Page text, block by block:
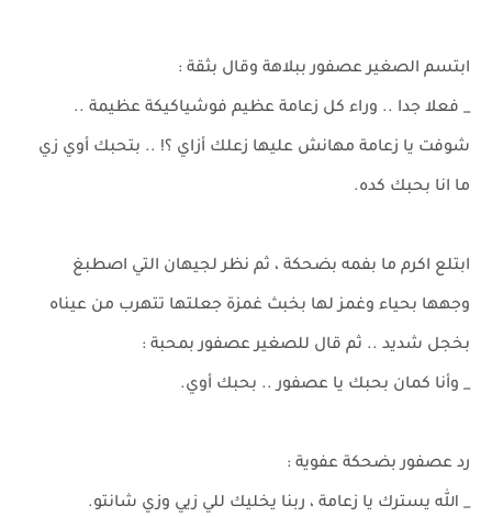
ابتسم الصغير عصفور ببلاهة وقال بثقة :
_ فعلا جدا .. وراء كل زعامة عظيم فوشياكيكة عظيمة ..
شوفت يا زعامة مهانش عليها زعلك أزاي ؟! .. بتحبك أوي زي
ما انا بحبك كده.
ابتلع اكرم ما بفمه بضحكة ، ثم نظر لجيهان التي اصطبغ
وجهها بحياء وغمز لها بخبث غمزة جعلتها تتهرب من عيناه
بخجل شديد .. ثم قال للصغير عصفور بمحبة :
_ وأنا كمان بحبك يا عصفور .. بحبك أوي.
رد عصفور بضحكة عفوية :
_ الله يسترك يا زعامة ، ربنا يخليك للي زيي وزي شانتو.